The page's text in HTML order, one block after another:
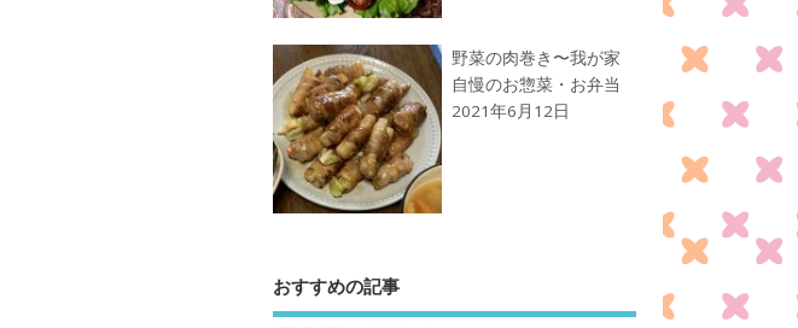
野菜の肉巻き〜我が家
自慢のお惣菜・お弁当
2021年6月12日
おすすめの記事